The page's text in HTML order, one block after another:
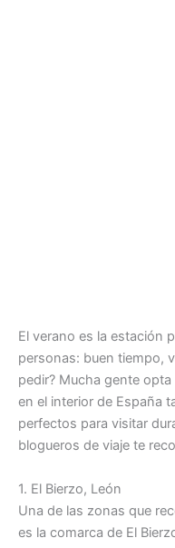
El verano es la estación
personas: buen tiempo,
pedir? Mucha gente
en el interior de España
perfectos para visitar
blogueros de viaje te
1. El Bierzo, León
Una de las zonas que
es la comarca de El